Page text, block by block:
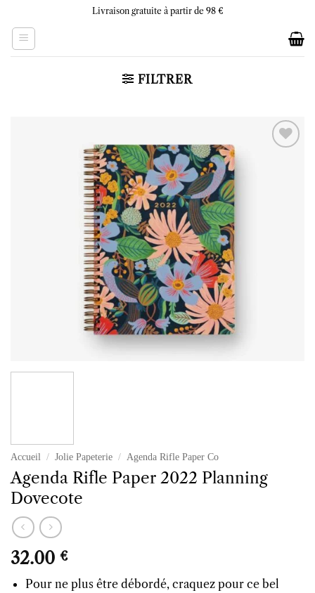
content
Livraison gratuite à partir de 98 €
FILTRER
Accueil / Jolie Papeterie / Agenda Rifle Paper Co
Agenda Rifle Paper 2022 Planning
Dovecote
32.00 €
Pour ne plus être débordé, craquez pour ce bel